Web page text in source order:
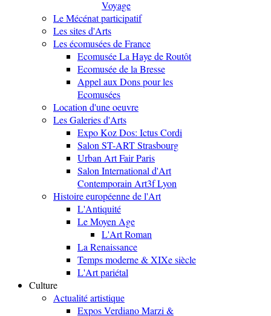
Voyage
Le Mécénat participatif
Les sites d'Arts
Les écomusées de France
Ecomusée La Haye de Routôt
Ecomusée de la Bresse
Appel aux Dons pour les
Ecomusées
Location d'une oeuvre
Les Galeries d'Arts
Expo Koz Dos: Ictus Cordi
Salon ST-ART Strasbourg
Urban Art Fair Paris
Salon International d'Art
Contemporain Art3f Lyon
Histoire européenne de l'Art
L'Antiquité
Le Moyen Age
L'Art Roman
La Renaissance
Temps moderne & XIXe siècle
L'Art pariétal
Culture
Actualité artistique
Expos Verdiano Marzi &